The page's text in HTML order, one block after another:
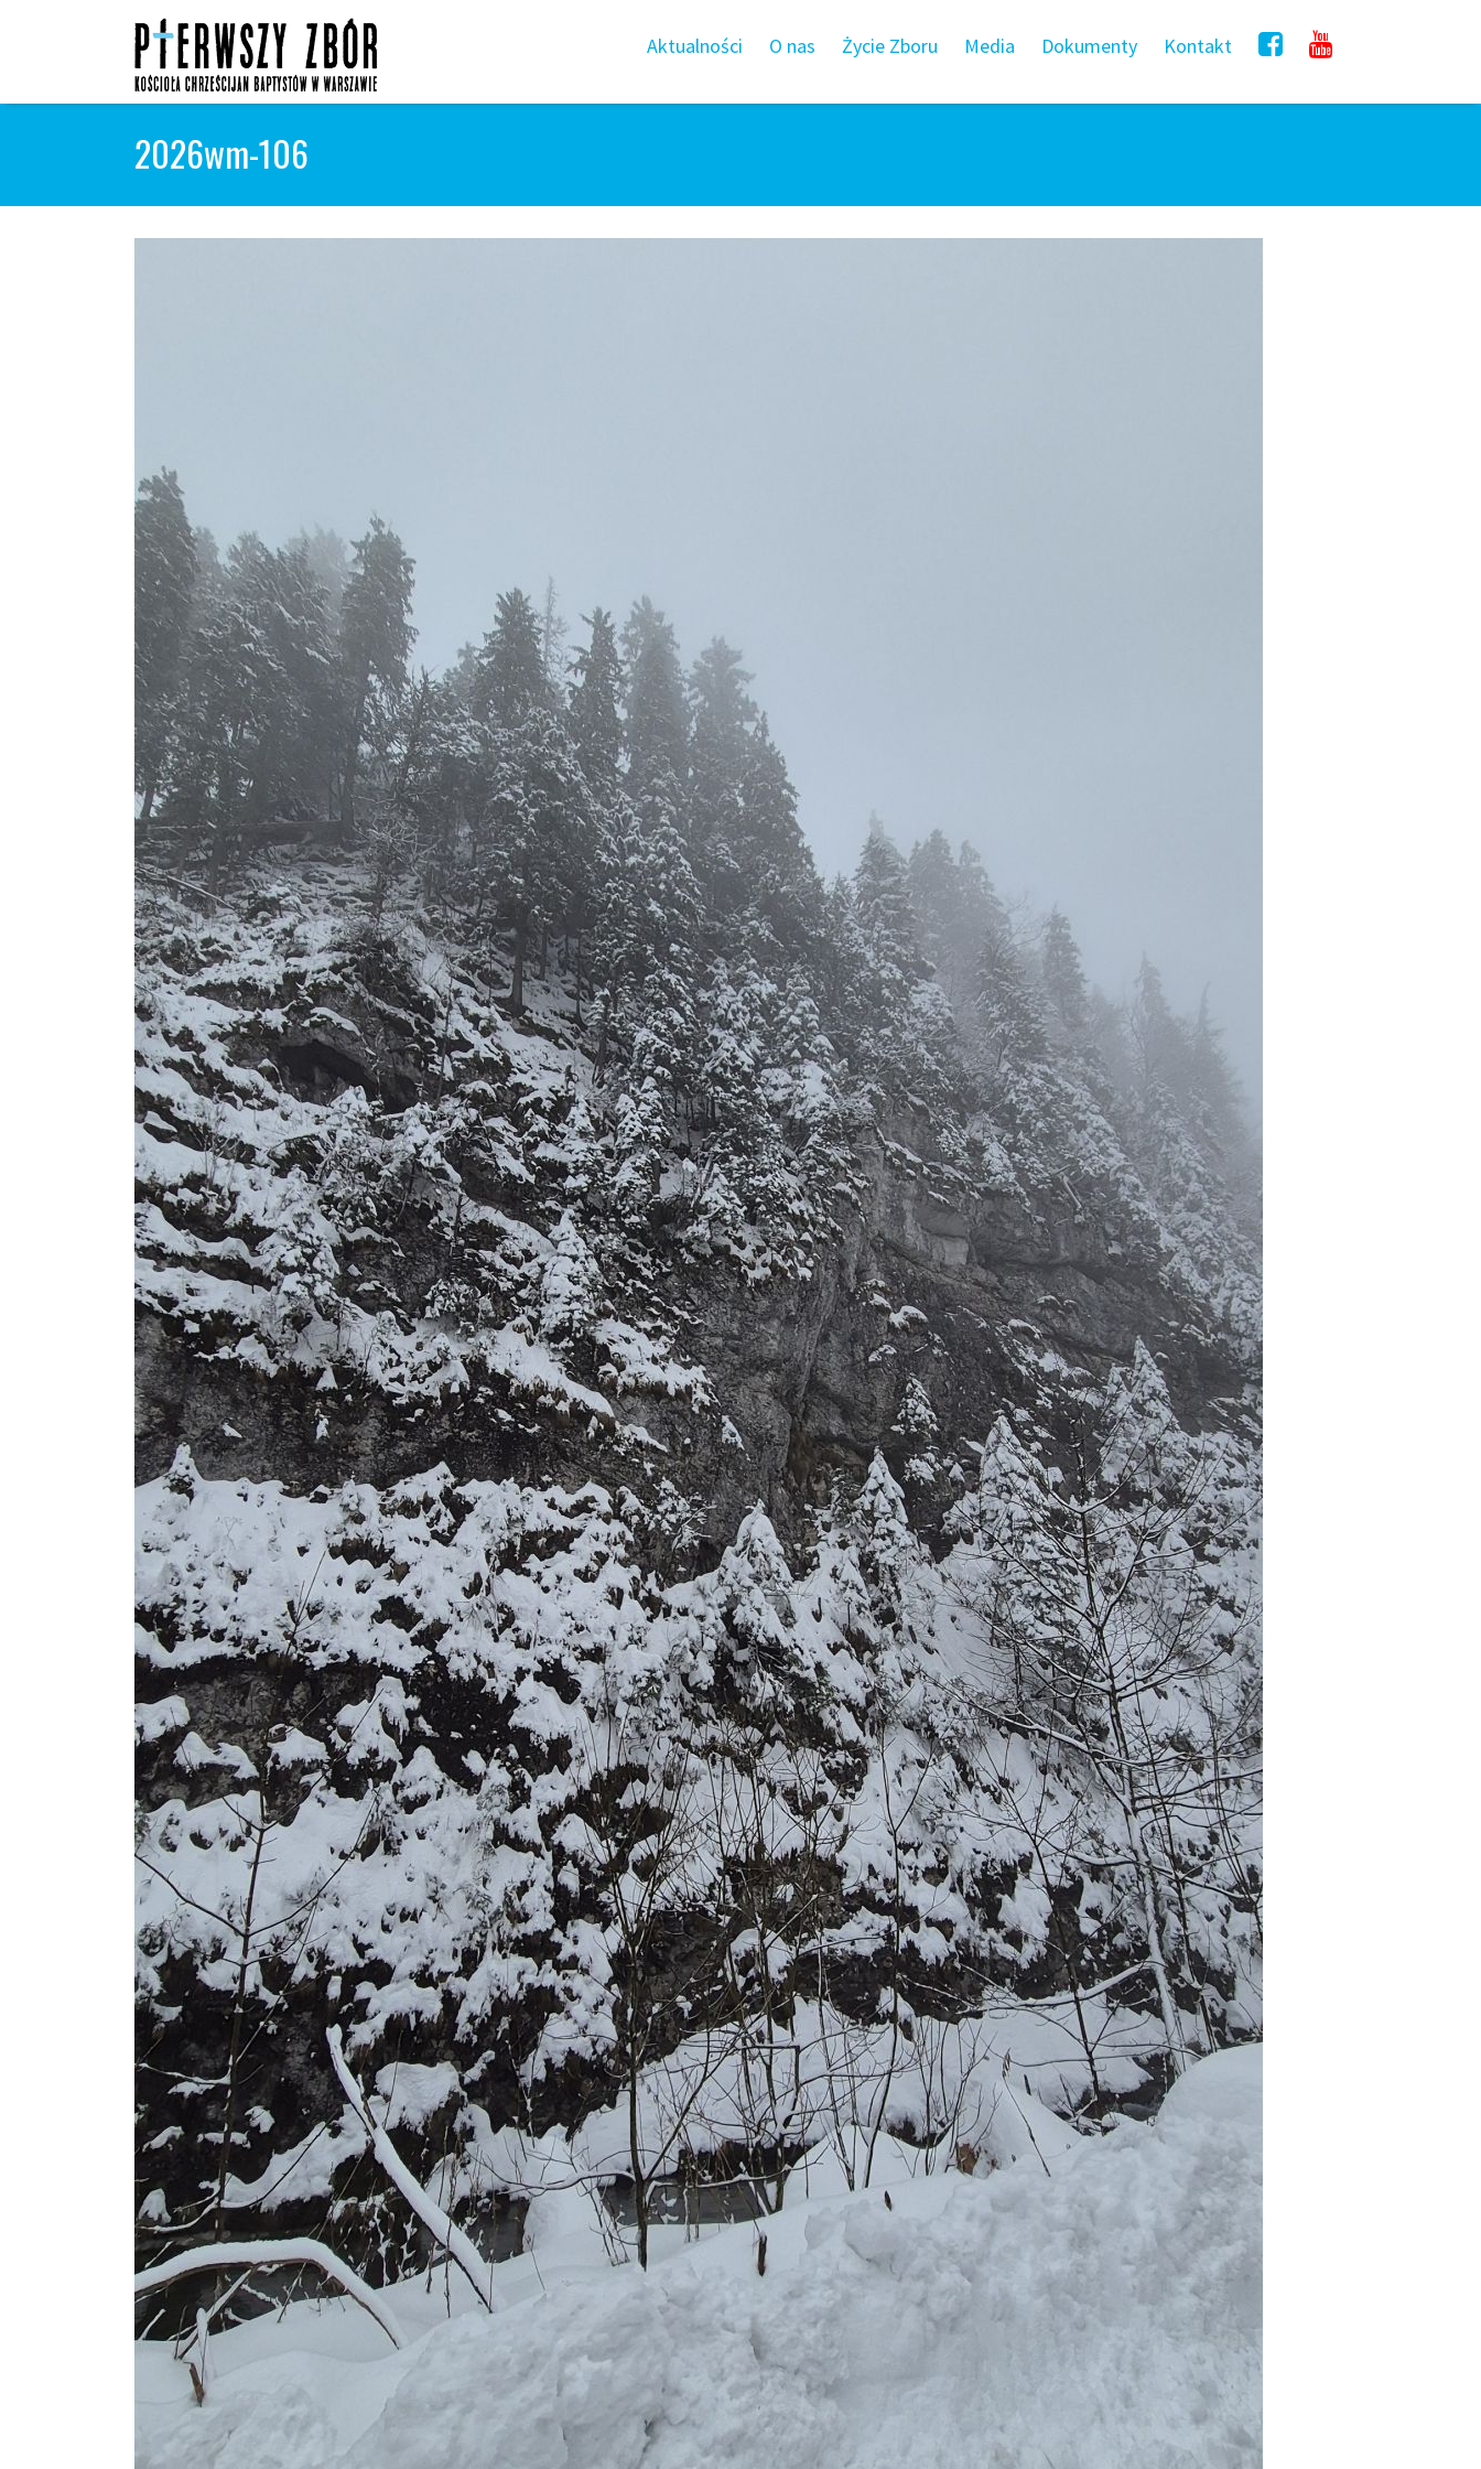
Aktualności O nas Życie Zboru Media Dokumenty Kontakt
2026wm-106